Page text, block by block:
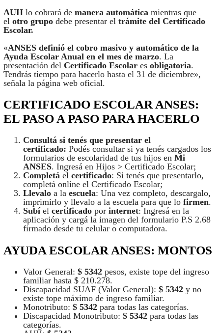
AUHlo cobrará de manera automática mientras que
el otro grupo debe presentar el trámite del Certificado
Escolar.
«ANSES definió el cobro masivo y automático de la
Ayuda Escolar Anual en el mes de marzo. La
presentación del Certificado Escolar es obligatoria.
Tendrás tiempo para hacerlo hasta el 31 de diciembre»,
señala la página web oficial.
CERTIFICADO ESCOLAR ANSES:
EL PASO A PASO PARA HACERLO
Consultá si tenés que presentar el
certificado: Podés consultar si ya tenés cargados los
formularios de escolaridad de tus hijos en Mi
ANSES. Ingresá en Hijos > Certificado Escolar;
Completá el certificado: Si tenés que presentarlo,
completá online el Certificado Escolar;
Llevaloa la escuela: Una vez completo, descargalo,
imprimirlo y llevalo a la escuela para que lo firmen.
Subíel certificadopor internet: Ingresá en la
aplicación y cargá la imagen del formulario P.S 2.68
firmado desde tu celular o computadora.
AYUDA ESCOLAR ANSES: MONTOS
Valor General: $ 5342pesos, existe tope del ingreso
familiar hasta $ 210.278.
Discapacidad SUAF (Valor General): $ 5342y no
existe tope máximo de ingreso familiar.
Monotributo: $ 5342para todas las categorías.
Discapacidad Monotributo: $ 5342para todas las
categorías.